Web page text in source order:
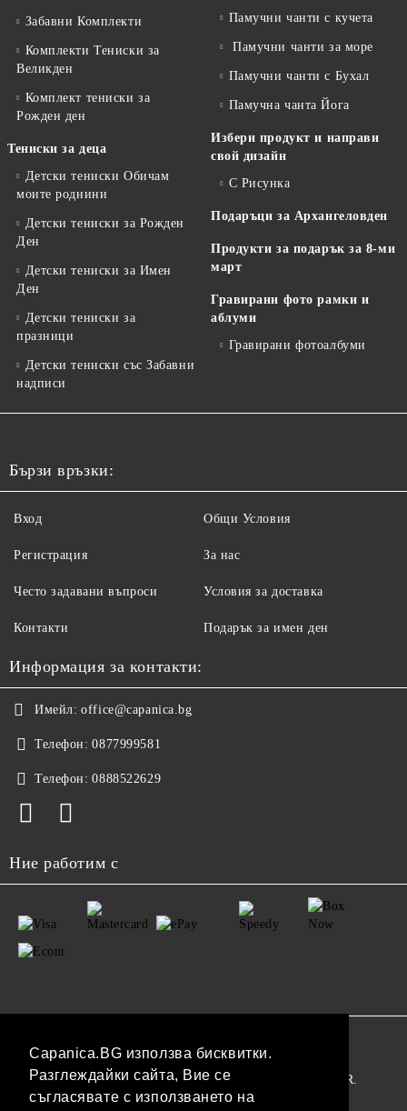
Capanica.BG използва бисквитки.
Разглеждайки сайта, Вие се
съгласявате с използването на
Забавни Комплекти
Комплекти Тениски за
Великден
Комплект тениски за
Рожден ден
Тениски за деца
Детски тениски Обичам
моите роднини
Детски тениски за Рожден
Ден
Детски тениски за Имен
Ден
Детски тениски за
празници
Детски тениски със Забавни
надписи
Памучни чанти с кучета
Памучни чанти за море
Памучни чанти с Бухал
Памучна чанта Йога
Избери продукт и направи
свой дизайн
С Рисунка
Подаръци за Архангеловден
Продукти за подарък за 8-ми
март
Гравирани фото рамки и
аблуми
Гравирани фотоалбуми
Бързи връзки:
Вход
Регистрация
Често задавани въпроси
Контакти
Общи Условия
За нас
Условия за доставка
Подарък за имен ден
Информация за контакти:
Имейл: office@capanica.bg
Телефон: 0877999581
Телефон: 0888522629
Ние работим с
Нашият онлайн магазин е 100% съобразен с GDPR.